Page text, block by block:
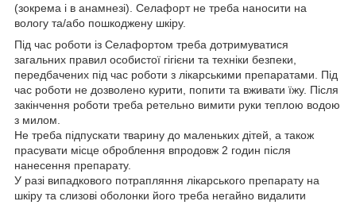
(зокрема і в анамнезі). Селафорт не треба наносити на
вологу та/або пошкоджену шкіру.
Під час роботи із Селафортом треба дотримуватися
загальних правил особистої гігієни та техніки безпеки,
передбачених під час роботи з лікарськими препаратами. Під
час роботи не дозволено курити, попити та вживати їжу. Після
закінчення роботи треба ретельно вимити руки теплою водою
з милом.
Не треба підпускати тварину до маленьких дітей, а також
прасувати місце оброблення впродовж 2 годин після
нанесення препарату.
У разі випадкового потрапляння лікарського препарату на
шкіру та слизові оболонки його треба негайно видалити